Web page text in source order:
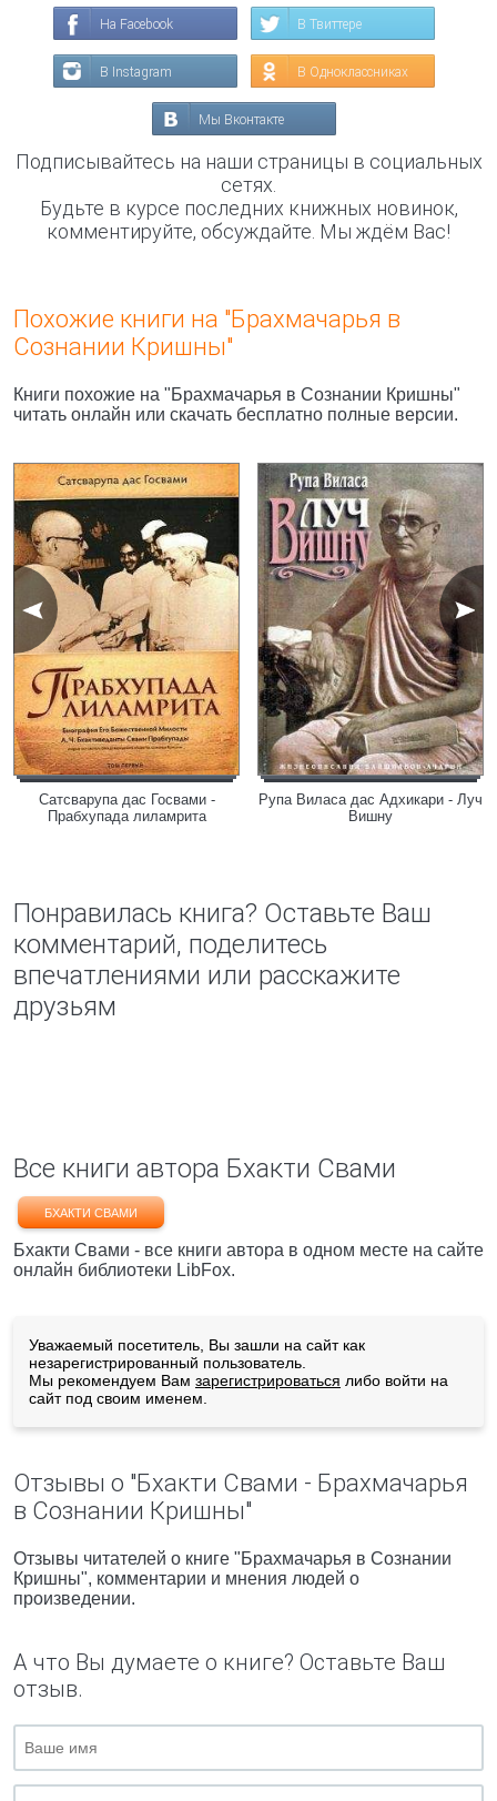
На Facebook В Твиттере
В Instagram В Одноклассниках
Мы Вконтакте
Подписывайтесь на наши страницы в социальных
сетях.
Будьте в курсе последних книжных новинок,
комментируйте, обсуждайте. Мы ждём Вас!
Похожие книги на "Брахмачарья в
Сознании Кришны"
Книги похожие на "Брахмачарья в Сознании Кришны"
читать онлайн или скачать бесплатно полные версии.
Сатсварупа дас Госвами -
Прабхупада лиламрита
Рупа Виласа дас Адхикари - Луч
Вишну
Понравилась книга? Оставьте Ваш
комментарий, поделитесь
впечатлениями или расскажите
друзьям
Все книги автора Бхакти Свами
БХАКТИ СВАМИ
Бхакти Свами - все книги автора в одном месте на сайте
онлайн библиотеки LibFox.
Уважаемый посетитель, Вы зашли на сайт как
незарегистрированный пользователь.
Мы рекомендуем Вам зарегистрироваться либо войти на
сайт под своим именем.
Отзывы о "Бхакти Свами - Брахмачарья
в Сознании Кришны"
Отзывы читателей о книге "Брахмачарья в Сознании
Кришны", комментарии и мнения людей о
произведении.
А что Вы думаете о книге? Оставьте Ваш
отзыв.